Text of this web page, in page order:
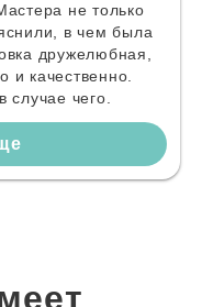
не только
в чем была
дружелюбная,
и качественно.
чего.